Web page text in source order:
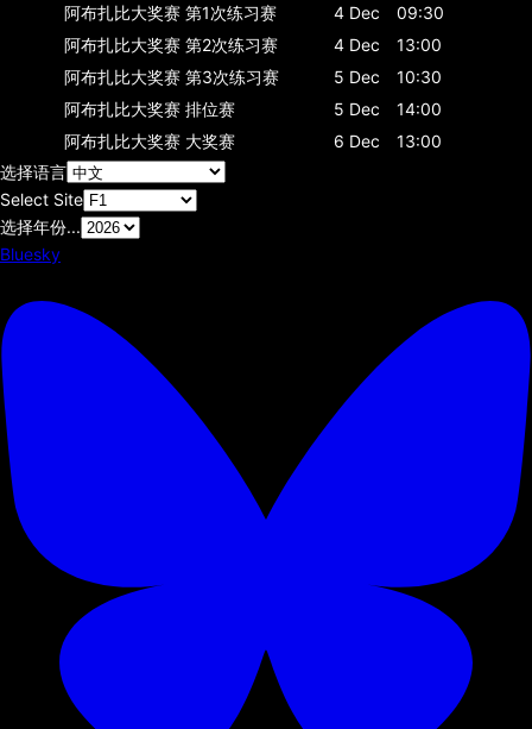
阿布扎比大奖赛 第1次练习赛 4 Dec
09:30
阿布扎比大奖赛 第2次练习赛 4 Dec
13:00
阿布扎比大奖赛 第3次练习赛 5 Dec
10:30
阿布扎比大奖赛 排位赛 5 Dec
14:00
阿布扎比大奖赛 大奖赛 6 Dec
13:00
选择语言
Select Site
选择年份...
Bluesky